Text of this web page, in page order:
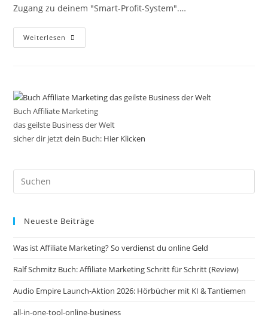
Zugang zu deinem "Smart-Profit-System".…
Weiterlesen Erfahrungsbericht:
Das
Slusarek
Buch Affiliate Marketing
das geilste Business der Welt
sicher dir jetzt dein Buch: Hier Klicken
Neueste Beiträge
Was ist Affiliate Marketing? So verdienst du online Geld
Ralf Schmitz Buch: Affiliate Marketing Schritt für Schritt (Review)
Audio Empire Launch-Aktion 2026: Hörbücher mit KI & Tantiemen
all-in-one-tool-online-business